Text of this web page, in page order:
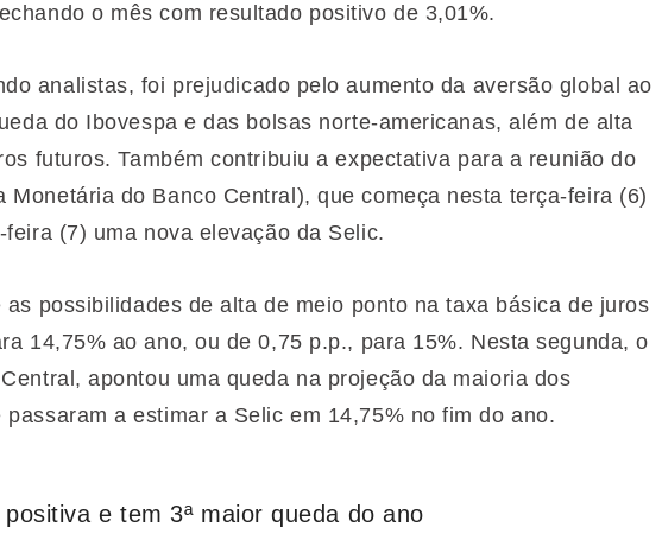
o mês com resultado positivo de 3,01%.
analistas, foi prejudicado pelo aumento da aversão global ao
do Ibovespa e das bolsas norte-americanas, além de alta
futuros. Também contribuiu a expectativa para a reunião do
Monetária do Banco Central), que começa nesta terça-feira (6)
(7) uma nova elevação da Selic.
possibilidades de alta de meio ponto na taxa básica de juros
14,75% ao ano, ou de 0,75 p.p., para 15%. Nesta segunda, o
apontou uma queda na projeção da maioria dos
a estimar a Selic em 14,75% no fim do ano.
e tem 3ª maior queda do ano